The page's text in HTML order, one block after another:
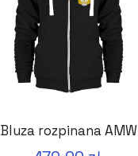
Bluza rozpinana AMW